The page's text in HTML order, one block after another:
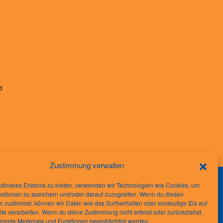
Zustimmung verwalten
Erlebnis zu bieten, verwenden wir Technologien wie Cookies, um
zu speichern und/oder darauf zuzugreifen. Wenn du diesen
zustimmst, können wir Daten wie das Surfverhalten oder eindeutige IDs auf
verarbeiten. Wenn du deine Zustimmung nicht erteilst oder zurückziehst,
Merkmale und Funktionen beeinträchtigt werden.